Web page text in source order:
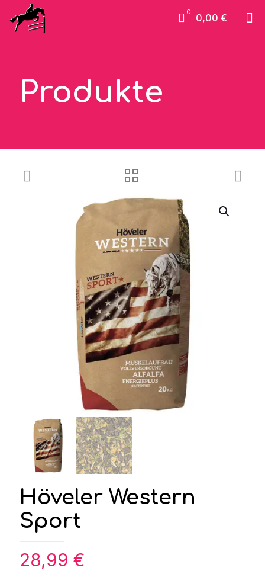
0 0,00 €
Produkte
Höveler Western
Sport
28,99 €